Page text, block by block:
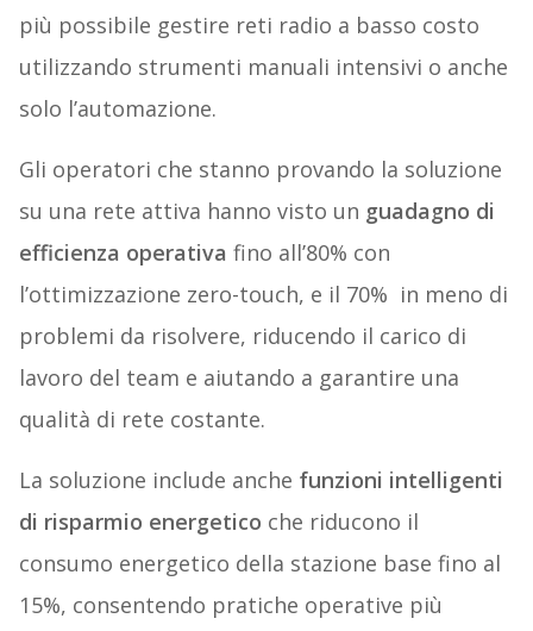
più possibile gestire reti radio a basso costo
utilizzando strumenti manuali intensivi o anche
solo l’automazione.
Gli operatori che stanno provando la soluzione
su una rete attiva hanno visto un guadagno di
efficienza operativa fino all’80% con
l’ottimizzazione zero-touch, e il 70% in meno di
problemi da risolvere, riducendo il carico di
lavoro del team e aiutando a garantire una
qualità di rete costante.
La soluzione include anche funzioni intelligenti
di risparmio energetico che riducono il
consumo energetico della stazione base fino al
15%, consentendo pratiche operative più